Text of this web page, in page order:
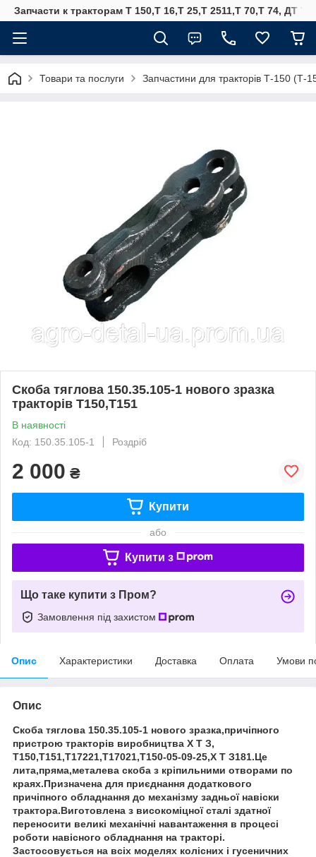
Запчасти к тракторам Т 150,Т 16,Т 25,Т 2511,Т 70,Т 74, ДТ
Товари та послуги Запчастини для тракторів Т-150
Скоба тяглова 150.35.105-1 нового зразка
тракторів Т150,Т151
В наявності
Код: 150.35.105-1
Роздріб
2 000 ₴
Купити
або
Купити з
Що таке купити з Пром?
Замовлення під захистом
Опис Характеристики Доставка Оплата Умови
Опис
Скоба тяглова 150.35.105-1 нового зразка,причіпного
пристрою тракторів виробництва Х Т З,
Т150,Т151,Т17221,Т17021,Т150-05-09-25,Х Т З181.Це
лита,пряма,металева скоба з кріпильними отворами по
краях.Призначена для приєднання додаткового
причіпного обладнання до механізму задньої навіски
трактора.Виготовлена з високоміцної сталі здатної
переносити великі механічні навантаження в процесі
роботи навісного обладнання на тракторі.
Застосовується на всіх моделях колісних і гусеничних